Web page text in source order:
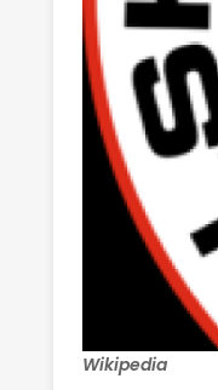
Wikipedia